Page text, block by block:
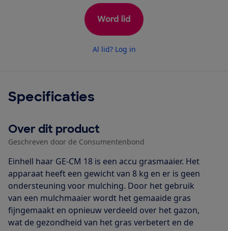
Word lid
Al lid? Log in
Specificaties
Over dit product
Geschreven door de Consumentenbond
Einhell haar GE-CM 18 is een accu grasmaaier. Het
apparaat heeft een gewicht van 8 kg en er is geen
ondersteuning voor mulching. Door het gebruik
van een mulchmaaier wordt het gemaaide gras
fijngemaakt en opnieuw verdeeld over het gazon,
wat de gezondheid van het gras verbetert en de